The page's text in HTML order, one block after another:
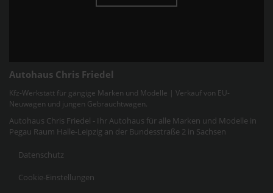
Autohaus Chris Friedel
Kfz-Werkstatt für gängige Marken und Modelle | Verkauf von EU-
Neuwagen und jungen Gebrauchtwagen.
Autohaus Chris Friedel - Ihr Autohaus für alle Marken und Modelle in
Pegau Raum Halle-Leipzig an der Bundesstraße 2 in Sachsen
Datenschutz
Cookie-Einstellungen